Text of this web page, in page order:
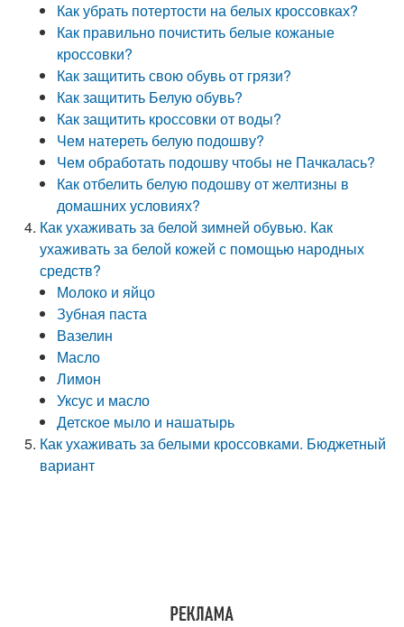
Как убрать потертости на белых кроссовках?
Как правильно почистить белые кожаные
кроссовки?
Как защитить свою обувь от грязи?
Как защитить Белую обувь?
Как защитить кроссовки от воды?
Чем натереть белую подошву?
Чем обработать подошву чтобы не Пачкалась?
Как отбелить белую подошву от желтизны в
домашних условиях?
Как ухаживать за белой зимней обувью. Как
ухаживать за белой кожей с помощью народных
средств?
Молоко и яйцо
Зубная паста
Вазелин
Масло
Лимон
Уксус и масло
Детское мыло и нашатырь
Как ухаживать за белыми кроссовками. Бюджетный
вариант